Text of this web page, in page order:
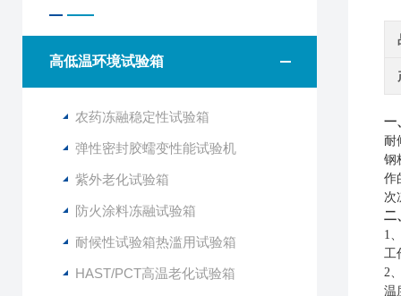
高低温环境试验箱
农药冻融稳定性试验箱
弹性密封胶蠕变性能试验机
紫外老化试验箱
防火涂料冻融试验箱
耐候性试验箱热滥用试验箱
HAST/PCT高温老化试验箱
一
耐
钢
作
次
二
1
工
2
温